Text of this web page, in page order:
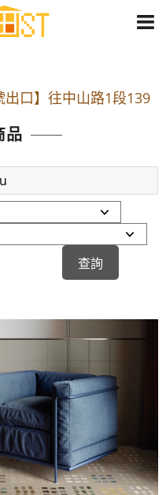
口】往中山路1段139
友 請親愛的客戶加入
方帳號@a0975005573
口(樂華夜市口)門口可
停車
口】往中山路1段139
號約10分鐘
方帳號@a0975005573
品